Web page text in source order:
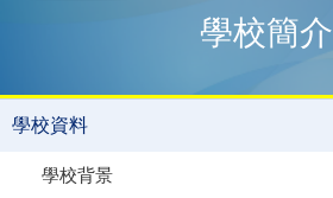
學校簡介
學校資料
學校背景